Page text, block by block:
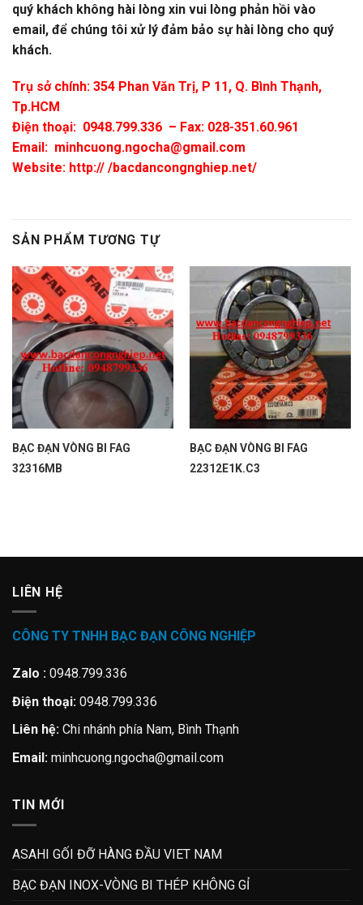
quý khách không hài lòng xin vui lòng phản hồi vào
email, để chúng tôi xử lý đảm bảo sự hài lòng cho quý
khách.
Trụ sở chính: 354 Phan Văn Trị, P 11, Q. Bình Thạnh,
Tp.HCM
Điện thoại: 0948.799.336 – Fax: 028-351.60.961
Email: minhcuong.ngocha@gmail.com
Website: http:// /bacdancongnghiep.net/
SẢN PHẨM TƯƠNG TỰ
BẠC ĐẠN VÒNG BI FAG
32316MB
BẠC ĐẠN VÒNG BI FAG
22312E1K.C3
LIÊN HỆ
CÔNG TY TNHH BẠC ĐẠN CÔNG NGHIỆP
Zalo : 0948.799.336
Điện thoại: 0948.799.336
Liên hệ: Chi nhánh phía Nam, Bình Thạnh
Email: minhcuong.ngocha@gmail.com
TIN MỚI
ASAHI GỐI ĐỠ HÀNG ĐẦU VIET NAM
BẠC ĐẠN INOX-VÒNG BI THÉP KHÔNG GỈ